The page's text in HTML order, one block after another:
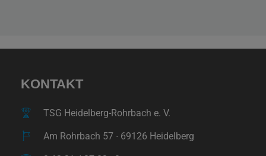
KONTAKT
TSG Heidelberg-Rohrbach e. V.
Am Rohrbach 57 ∙ 69126 Heidelberg